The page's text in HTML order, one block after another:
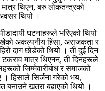
मात्र थिएन, बरु लोकतन्त्रको
थियो ।
घटनाहरूले भरिएको थियो
अकल्पनीय हिंसा, अराजकता र
दाग छोडेको थियो । ती दुई दिन
मात्र थिएनन्, ती दिनहरूले
जिम्मेवारीबोध र समाजको
। हिंसाले सिर्जना गरेको भय,
बनाउने खतरा बढाएको थियो ।